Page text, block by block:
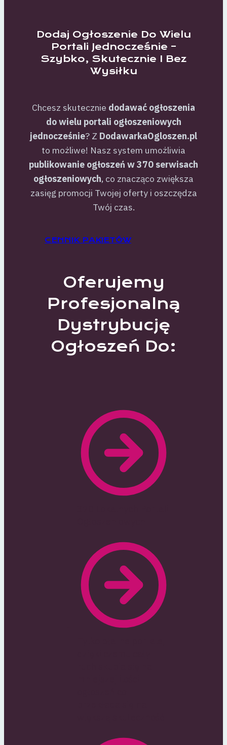
Dodaj Ogłoszenie Do Wielu
Portali Jednocześnie –
Szybko, Skutecznie I Bez
Wysiłku
Chcesz skutecznie dodawać ogłoszenia
do wielu portali ogłoszeniowych
jednocześnie? Z DodawarkaOgloszen.pl
to możliwe! Nasz system umożliwia
publikowanie ogłoszeń w 370 serwisach
ogłoszeniowych, co znacząco zwiększa
zasięg promocji Twojej oferty i oszczędza
Twój czas.
CENNIK PAKIETÓW
Oferujemy
Profesjonalną
Dystrybucję
Ogłoszeń Do: